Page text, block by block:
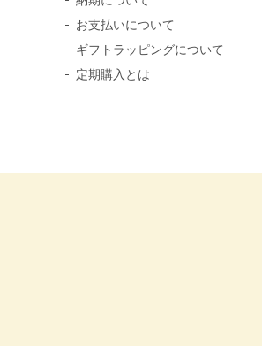
お支払いについて
ギフトラッピングについて
定期購入とは